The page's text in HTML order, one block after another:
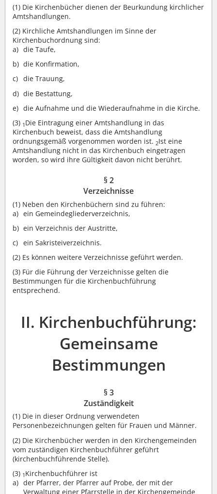
(1) Die Kirchenbücher dienen der Beurkundung kirchlicher
Amtshandlungen.
(2) Kirchliche Amtshandlungen im Sinne der
Kirchenbuchordnung sind:
die Taufe,
die Konfirmation,
die Trauung,
die Bestattung,
die Aufnahme und die Wiederaufnahme in die Kirche.
(3) 1 Die Eintragung einer Amtshandlung in das
Kirchenbuch beweist, dass die Amtshandlung
ordnungsgemäß vorgenommen worden ist. 2Ist eine
Amtshandlung nicht in das Kirchenbuch eingetragen
worden, so wird ihre Gültigkeit davon nicht berührt.
§ 2
Verzeichnisse
(1) Neben den Kirchenbüchern sind zu führen:
ein Gemeindegliederverzeichnis,
ein Verzeichnis der Austritte,
ein Sakristeiverzeichnis.
(2) Es können weitere Verzeichnisse geführt werden.
(3) Für die Führung der Verzeichnisse gelten die
Bestimmungen für die Kirchenbuchführung
entsprechend.
II. Kirchenbuchführung:
Gemeinsame
Bestimmungen
§ 3
Zuständigkeit
(1) Die in dieser Ordnung verwendeten
Personenbezeichnungen gelten für Frauen und Männer.
(2) Die Kirchenbücher werden in den Kirchengemeinden
vom zuständigen Kirchenbuchführer geführt
(kirchenbuchführende Stelle).
(3) 1 Kirchenbuchführer ist
der Pfarrer, der Pfarrer auf Probe, der mit der
Verwaltung einer Pfarrstelle in der Kirchengemeinde